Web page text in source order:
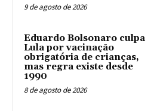
9 de agosto de 2026
Eduardo Bolsonaro culpa
Lula por vacinação
obrigatória de crianças,
mas regra existe desde
1990
8 de agosto de 2026